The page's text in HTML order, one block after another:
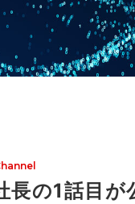
長の1話目